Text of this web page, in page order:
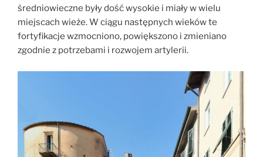
średniowieczne były dość wysokie i miały w wielu
miejscach wieże. W ciągu następnych wieków te
fortyfikacje wzmocniono, powiększono i zmieniano
zgodnie z potrzebami i rozwojem artylerii.